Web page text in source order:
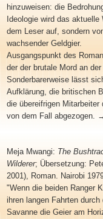
hinzuweisen: die
Ideologie wird das
dem Leser auf, sondern
wachsender Geldgier.
Ausgangspunkt des
der der brutale Mord an
Sonderbarerweise lässt
Aufklärung, die britischen
die übereifrigen Mitarbeiter
von dem Fall abgezogen.
Meja Mwangi: The
Wilderer; Übersetzung:
2001), Roman. Nairobi
"Wenn die beiden Ranger
ihren langen Fahrten
Savanne die Geier am